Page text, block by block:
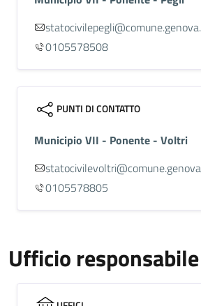
0105578508
PUNTI DI CONTATTO
Municipio VII - Ponente - Voltri
0105578805
Ufficio responsabile